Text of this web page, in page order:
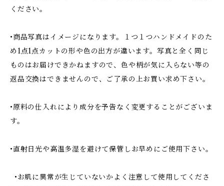
ください。
•商品写真はイメージになります。１つ１つハンドメイドのた
め1点1点カットの形や色の出方が違います。写真と全く同じ
ものはお届けできかねますので、色や柄が気に入らない等の
返品交換はできませんので、ご了承の上お買い求め下さい。
•原料の仕入れにより成分を予告なく変更することがございま
す。
•直射日光や高温多湿を避けて保管しお早めにご使用下さい。
•お肌に異常が生じていないかよく注意して使用してくださ